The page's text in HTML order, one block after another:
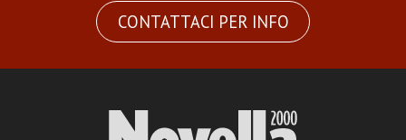
CONTATTACI PER INFO